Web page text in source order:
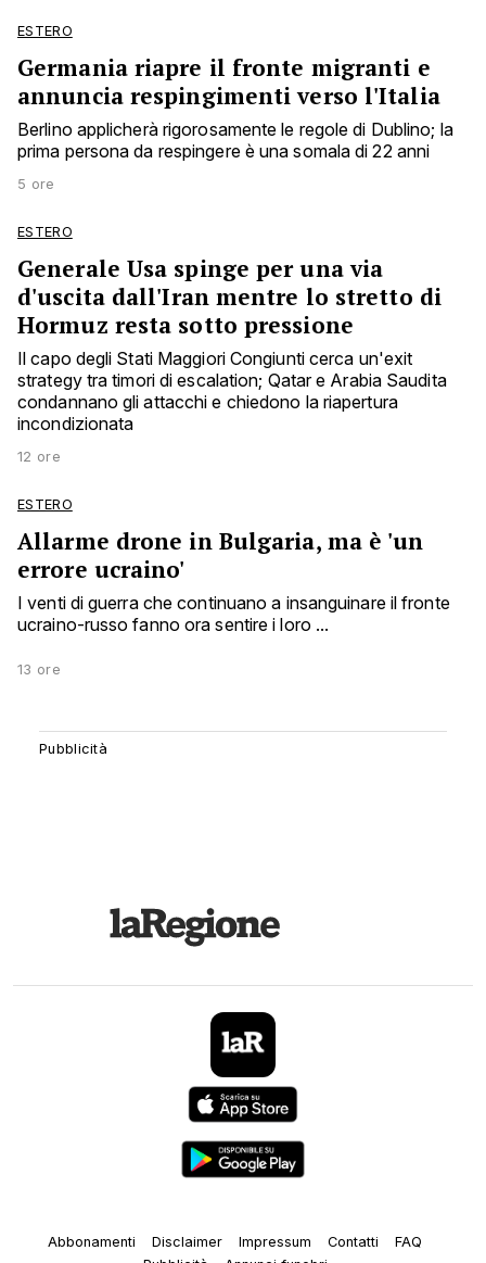
ESTERO
Germania riapre il fronte migranti e
annuncia respingimenti verso l'Italia
Berlino applicherà rigorosamente le regole di Dublino; la
prima persona da respingere è una somala di 22 anni
5 ore
ESTERO
Generale Usa spinge per una via
d'uscita dall'Iran mentre lo stretto di
Hormuz resta sotto pressione
Il capo degli Stati Maggiori Congiunti cerca un'exit
strategy tra timori di escalation; Qatar e Arabia Saudita
condannano gli attacchi e chiedono la riapertura
incondizionata
12 ore
ESTERO
Allarme drone in Bulgaria, ma è 'un
errore ucraino'
I venti di guerra che continuano a insanguinare il fronte
ucraino-russo fanno ora sentire i loro ...
13 ore
Abbonamenti Disclaimer Impressum Contatti
FAQ